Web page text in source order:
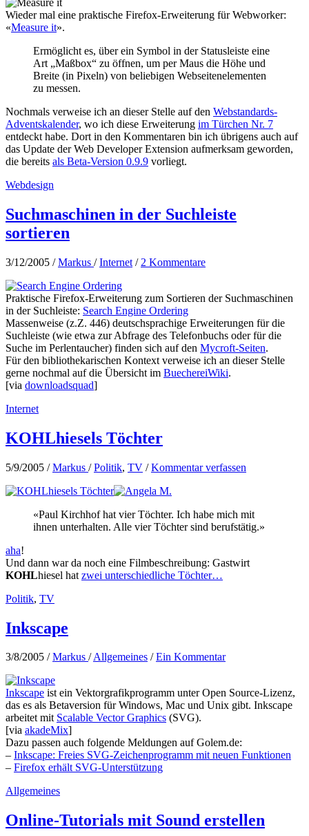
Wieder mal eine praktische Firefox-Erweiterung für Webworker:
«Measure it».
Ermöglicht es, über ein Symbol in der Statusleiste eine
Art „Maßbox“ zu öffnen, um per Maus die Höhe und
Breite (in Pixeln) von beliebigen Webseitenelementen
zu messen.
Nochmals verweise ich an dieser Stelle auf den Webstandards-
Adventskalender, wo ich diese Erweiterung im Türchen Nr. 7
entdeckt habe. Dort in den Kommentaren bin ich übrigens auch auf
das Update der Web Developer Extension aufmerksam geworden,
die bereits als Beta-Version 0.9.9 vorliegt.
Webdesign
Suchmaschinen in der Suchleiste
sortieren
3/12/2005 /Markus /Internet / 2 Kommentare
Praktische Firefox-Erweiterung zum Sortieren der Suchmaschinen
in der Suchleiste: Search Engine Ordering
Massenweise (z.Z. 446) deutschsprachige Erweiterungen für die
Suchleiste (wie etwa zur Abfrage des Telefonbuchs oder für die
Suche im Perlentaucher) finden sich auf den Mycroft-Seiten.
Für den bibliothekarischen Kontext verweise ich an dieser Stelle
gerne nochmal auf die Übersicht im BuechereiWiki.
[via downloadsquad]
Internet
KOHLhiesels Töchter
5/9/2005 /Markus /Politik, TV /Kommentar verfassen
«Paul Kirchhof hat vier Töchter. Ich habe mich mit
ihnen unterhalten. Alle vier Töchter sind berufstätig.»
aha!
Und dann war da noch eine Filmbeschreibung: Gastwirt
KOHLhiesel hat zwei unterschiedliche Töchter…
Politik, TV
Inkscape
3/8/2005 /Markus /Allgemeines /Ein Kommentar
Inkscape ist ein Vektorgrafikprogramm unter Open Source-Lizenz,
das es als Betaversion für Windows, Mac und Unix gibt. Inkscape
arbeitet mit Scalable Vector Graphics (SVG).
[via akadeMix]
Dazu passen auch folgende Meldungen auf Golem.de:
– Inkscape: Freies SVG-Zeichenprogramm mit neuen Funktionen
– Firefox erhält SVG-Unterstützung
Allgemeines
Online-Tutorials mit Sound erstellen